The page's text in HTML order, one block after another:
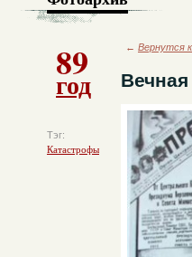
89
год
Тэг:
Катастрофы
← Вернутся